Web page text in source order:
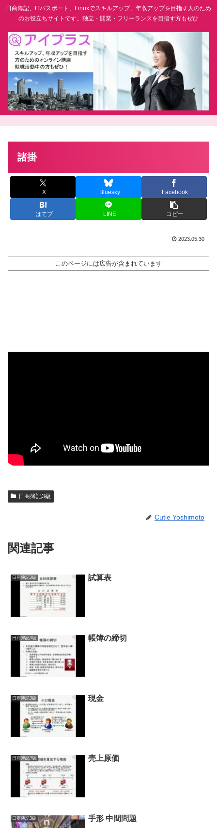
日商簿記、ITパスポート、Linuxでスキルアップ、年収アップを目指す人のため
のお役立ちサイトです。独立・開業・フリーランスを目指す方もぜひ
諸掛
X Bluesky Facebook
はてブ LINE コピー
2023.05.30
このページには広告が含まれています
日商簿記3級
Cutie Yoshimoto
関連記事
日商簿記3級 試算表
日商簿記3級 帳簿の締切
日商簿記3級 現金
日商簿記3級 売上原価
日商簿記3級 手形 中間問題